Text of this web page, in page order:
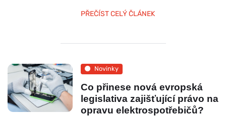
PŘEČÍST CELÝ ČLÁNEK
Novinky
Co přinese nová evropská
legislativa zajišťující právo na
opravu elektrospotřebičů?